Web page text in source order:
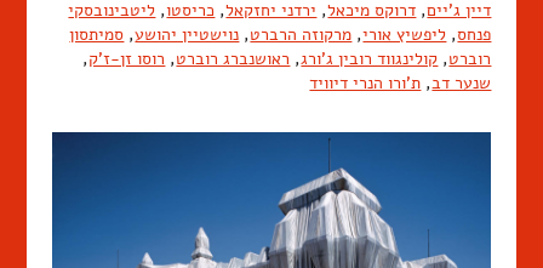
דיין ג'יים, דרוקס מיכאל, ירדני יחזקאל, כריסטו, ליטבינובסקי
פנחס, ליפשיץ אורי, מרקוזה הרברט, נוישטיין יהושע, סמיתסון
רוברט, קולינגווד רובין ג'ורג, ראושנברג רוברט, רוסו זן-ז'ק,
שנער דב, ת'ורו הנרי דיוויד